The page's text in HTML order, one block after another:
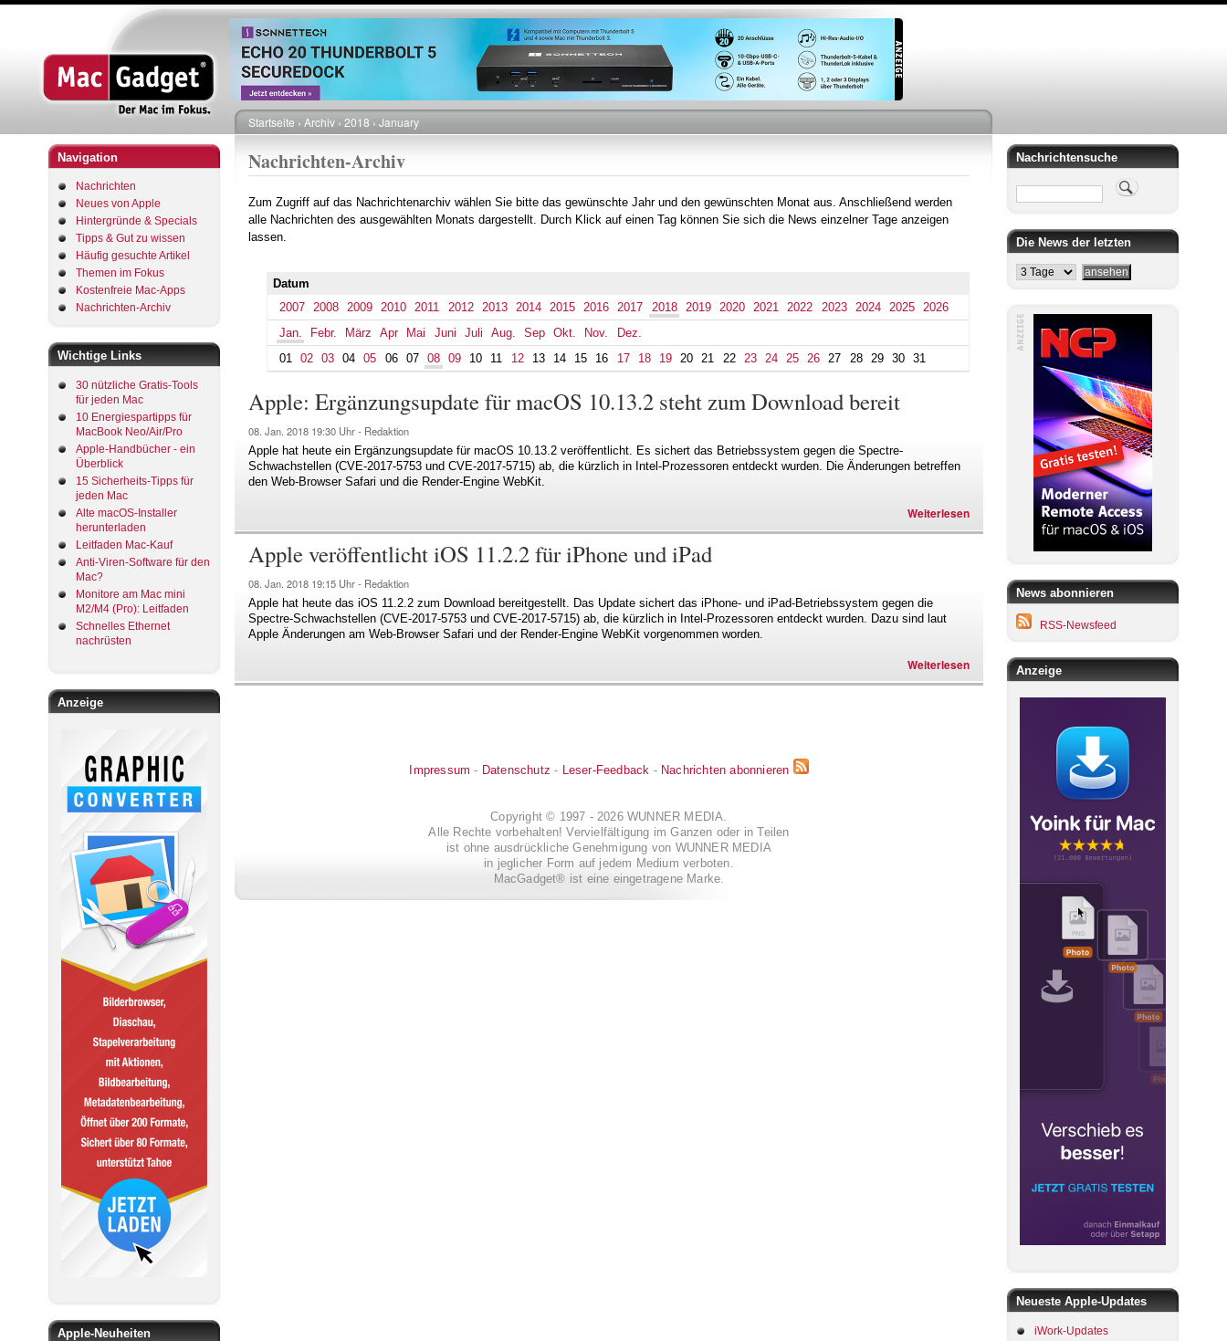
Direkt
zum
Inhalt
Navigation
Nachrichten
Neues von Apple
Hintergründe & Specials
Tipps & Gut zu wissen
Häufig gesuchte Artikel
Themen im Fokus
Kostenfreie Mac-Apps
Nachrichten-Archiv
Wichtige Links
30 nützliche Gratis-Tools
für jeden Mac
10 Energiespartipps für
MacBook Neo/Air/Pro
Apple-Handbücher - ein
Überblick
15 Sicherheits-Tipps für
jeden Mac
Alte macOS-Installer
herunterladen
Leitfaden Mac-Kauf
Anti-Viren-Software für den
Mac?
Monitore am Mac mini
M2/M4 (Pro): Leitfaden
Schnelles Ethernet
nachrüsten
Anzeige
Apple-Neuheiten
Pfadnavigation
Startseite Archiv 2018 January
Nachrichten-Archiv
Zum Zugriff auf das Nachrichtenarchiv wählen Sie bitte das gewünschte Jahr und den gewünschten Monat aus. Anschließend werden
alle Nachrichten des ausgewählten Monats dargestellt. Durch Klick auf einen Tag können Sie sich die News einzelner Tage anzeigen
lassen.
Datum
2007
2008 2009 2010 2011 2012 2013 2014 2015 2016 2017 2018 2019 2020 2021 2022 2023 2024 2025
2026
Jan.
Febr. März Apr Mai Juni Juli Aug. Sep Okt. Nov.
Dez.
01
02 03 04 05 06 07 08 09 10 11 12 13 14 15 16 17 18 19 20 21 22 23 24 25 26 27 28 29 30 31
Apple: Ergänzungsupdate für macOS 10.13.2 steht zum Download bereit
08. Jan. 2018 19:30 Uhr - Redaktion
Apple hat heute ein Ergänzungsupdate für macOS 10.13.2 veröffentlicht. Es sichert das Betriebssystem gegen die Spectre-
Schwachstellen (CVE-2017-5753 und CVE-2017-5715) ab, die kürzlich in Intel-Prozessoren entdeckt wurden. Die Änderungen betreffen
den Web-Browser Safari und die Render-Engine WebKit.
Weiterlesen
Apple veröffentlicht iOS 11.2.2 für iPhone und iPad
08. Jan. 2018 19:15 Uhr - Redaktion
Apple hat heute das iOS 11.2.2 zum Download bereitgestellt. Das Update sichert das iPhone- und iPad-Betriebssystem gegen die
Spectre-Schwachstellen (CVE-2017-5753 und CVE-2017-5715) ab, die kürzlich in Intel-Prozessoren entdeckt wurden. Dazu sind laut
Apple Änderungen am Web-Browser Safari und der Render-Engine WebKit vorgenommen worden.
Weiterlesen
Impressum - Datenschutz - Leser-Feedback - Nachrichten abonnieren
Copyright © 1997 - 2026 WUNNER MEDIA.
Alle Rechte vorbehalten! Vervielfältigung im Ganzen oder in Teilen
ist ohne ausdrückliche Genehmigung von WUNNER MEDIA
in jeglicher Form auf jedem Medium verboten.
MacGadget® ist eine eingetragene Marke.
Nachrichtensuche
Suche
Die News der letzten
News abonnieren
RSS-Newsfeed
Anzeige
Neueste Apple-Updates
iWork-Updates